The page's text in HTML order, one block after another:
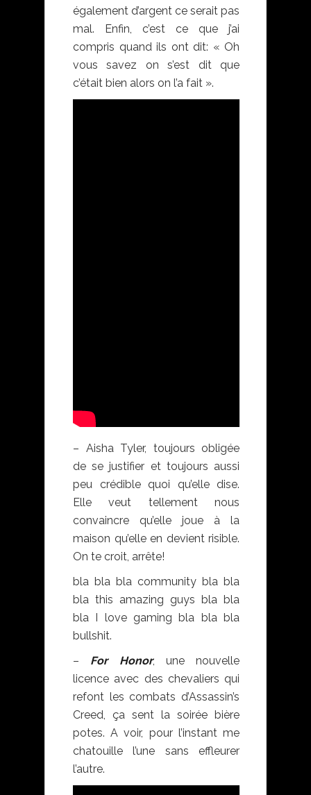
également d’argent ce serait pas
mal. Enfin, c’est ce que j’ai
compris quand ils ont dit: « Oh
vous savez on s’est dit que
c’était bien alors on l’a fait ».
– Aisha Tyler, toujours obligée
de se justifier et toujours aussi
peu crédible quoi qu’elle dise.
Elle veut tellement nous
convaincre qu’elle joue à la
maison qu’elle en devient risible.
On te croit, arrête!
bla bla bla community bla bla
bla this amazing guys bla bla
bla I love gaming bla bla bla
bullshit.
– For Honor, une nouvelle
licence avec des chevaliers qui
refont les combats d’Assassin’s
Creed, ça sent la soirée bière
potes. A voir, pour l’instant me
chatouille l’une sans effleurer
l’autre.